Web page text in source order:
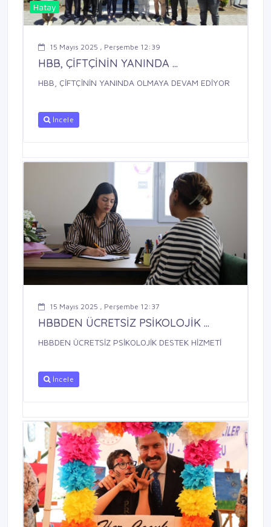
Hatay
15 Mayıs 2025 , Perşembe 12:39
HBB, ÇİFTÇİNİN YANINDA ...
HBB, ÇİFTÇİNİN YANINDA OLMAYA DEVAM EDİYOR
İncele
15 Mayıs 2025 , Perşembe 12:37
HBBDEN ÜCRETSİZ PSİKOLOJİK ...
HBBDEN ÜCRETSİZ PSİKOLOJİK DESTEK HİZMETİ
İncele